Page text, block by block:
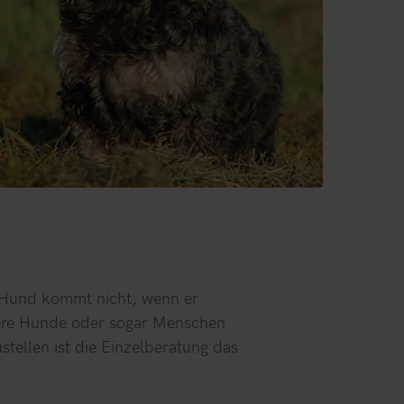
kommt nicht, wenn er
Hunde oder sogar Menschen
ist die Einzelberatung das